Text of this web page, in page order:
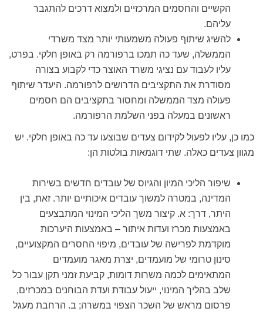
הקשיים והחסמים המרכזיים ולמצוא דרכים להתגבר
עליהם.
להשיג שיתוף פעולה משמעותי יותר מצד משרדי
הממשלה, שעד כה תמכו ברפורמה רק באופן חלקי. בפרט,
עליו לעבוד עם נציגי משרד האוצר כדי לקבוע בצורה
מסודרת את התקציבים הדרושים לרפורמה. היעדר שיתוף
פעולה מצד הממשלה ומחסור בתקציבים הם חסמים
ראשונים במעלה בפני השלמת הרפורמה.
כמו כן, עליו לפעול לקידום צעדים שבוצעו עד כה באופן חלקי. יש
מגוון צעדים כאלה. שתי דוגמאות בולטות הן:
שיפור הליכי המיון והגיוס של עובדים חדשים בשירות
המדינה, במטרה למשוך עובדים איכותיים יותר. זאת, בין
היתר, דרך: א. קיצור משך הליכי המינוי המתבצעים
באמצעות מכרז ועדות איתור – באמצעות היערכות
מוקדמת לפרישה של עובדים, מיפוי החסרים המקצועיים,
סינון טרומי של מועמדים, יצרת מאגר מועמדים
המתאימים לכמה משרות דומות, קביעת זמני תקן עבור כל
שלב בהליך המינוי, ייעול עבודת ועדת הבוחנים במכרזים,
פרסום מראש של השכר הצפוי במשרה; ב. הרחבת מעגל